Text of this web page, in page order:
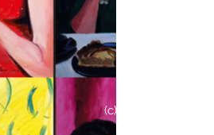
(c) Herr Seele